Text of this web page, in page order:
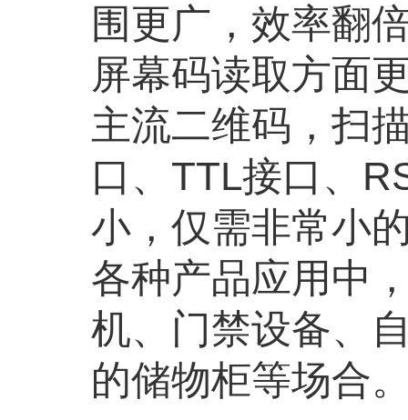
围更广，效率翻
屏幕码读取方面
主流二维码，扫
口、TTL接口、
小，仅需非常小
各种产品应用中
机、门禁设备、
的储物柜等场合